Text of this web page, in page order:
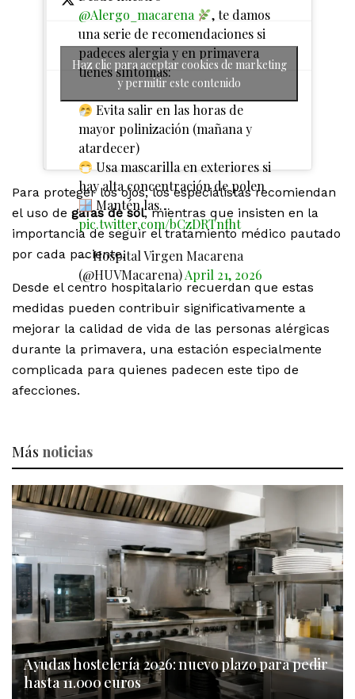
@Alergo_macarena
, te damos
una serie de recomendaciones si
padeces alergia y en primavera
tienes síntomas:
Evita salir en las horas de
mayor polinización (mañana y
atardecer)
Usa mascarilla en exteriores si
hay alta concentración de polen
Mantén las…
pic.twitter.com/bCzDRTnfht
— Hospital Virgen Macarena
(@HUVMacarena)April 21, 2026
Haz clic para aceptar cookies de marketing
y permitir este contenido
Para proteger los ojos, los especialistas recomiendan
el uso de gafas de sol, mientras que insisten en la
importancia de seguir el tratamiento médico pautado
por cada paciente.
Desde el centro hospitalario recuerdan que estas
medidas pueden contribuir significativamente a
mejorar la calidad de vida de las personas alérgicas
durante la primavera, una estación especialmente
complicada para quienes padecen este tipo de
afecciones.
Más noticias
Ayudas hostelería 2026: nuevo plazo para pedir
hasta 11.000 euros